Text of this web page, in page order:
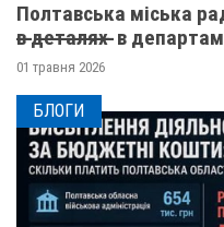
Полтавська міська
в̶ ̶д̶е̶т̶а̶л̶я̶х̶ ̶ в
01 травня 2026
БЛОГИ